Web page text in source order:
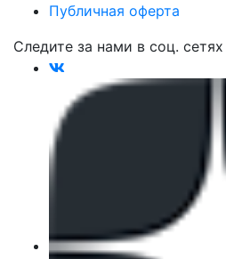
Публичная оферта
Следите за нами в соц. сетях